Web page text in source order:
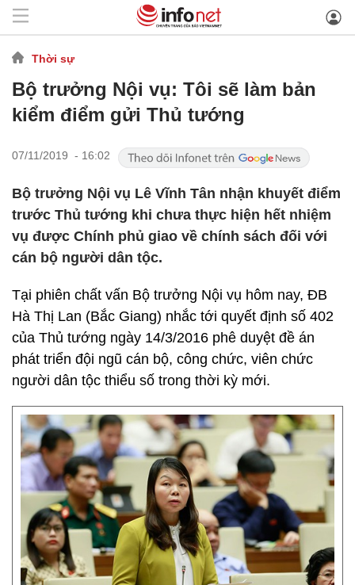
Thời sự
Bộ trưởng Nội vụ: Tôi sẽ làm bản
kiểm điểm gửi Thủ tướng
07/11/2019 - 16:02
Bộ trưởng Nội vụ Lê Vĩnh Tân nhận khuyết điểm
trước Thủ tướng khi chưa thực hiện hết nhiệm
vụ được Chính phủ giao về chính sách đối với
cán bộ người dân tộc.
Tại phiên chất vấn Bộ trưởng Nội vụ hôm nay, ĐB
Hà Thị Lan (Bắc Giang) nhắc tới quyết định số 402
của Thủ tướng ngày 14/3/2016 phê duyệt đề án
phát triển đội ngũ cán bộ, công chức, viên chức
người dân tộc thiểu số trong thời kỳ mới.